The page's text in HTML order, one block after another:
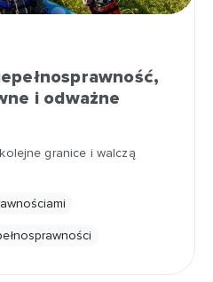
i odważne
granice i walczą